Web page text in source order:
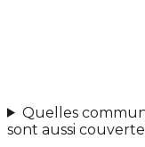
Quelles
sont aussi